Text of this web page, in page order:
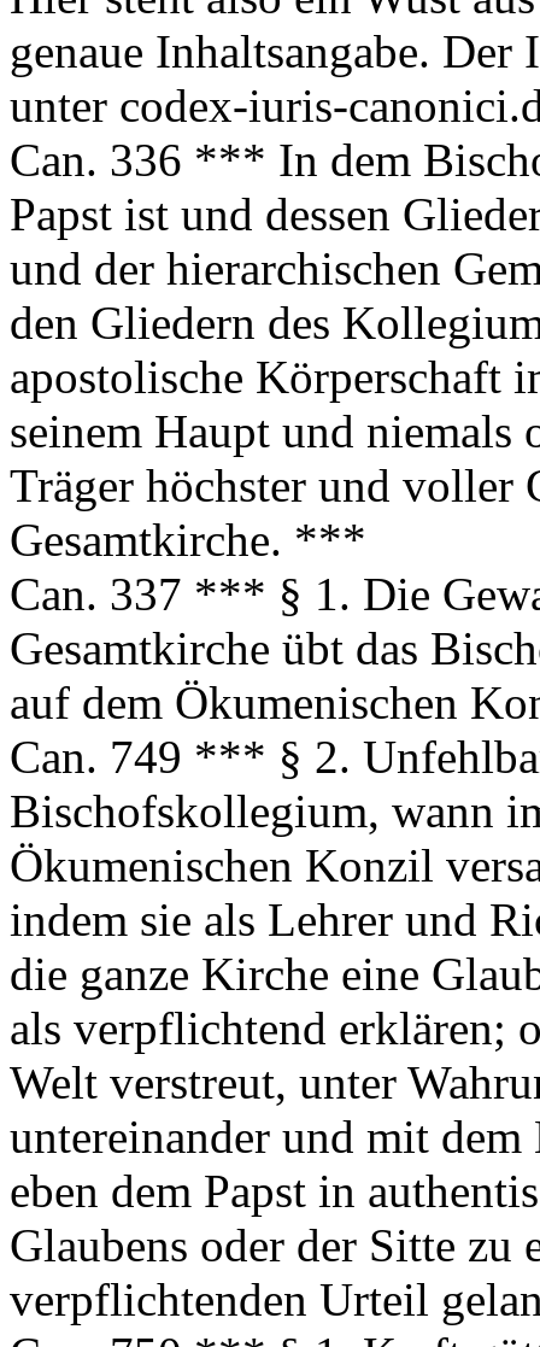
genaue Inhaltsangabe.
unter codex-iuris-
Can. 336 *** In dem
Papst ist und dessen
und der hierarchischen
den Gliedern des
apostolische Körperschaft
seinem Haupt und niemals
Träger höchster und
Gesamtkirche. ***
Can. 337 *** § 1. Die
Gesamtkirche übt das
auf dem Ökumenischen
Can. 749 *** § 2.
Bischofskollegium, wann
Ökumenischen Konzil
indem sie als Lehrer und
die ganze Kirche eine
als verpflichtend erklären;
Welt verstreut, unter
untereinander und mit
eben dem Papst in
Glaubens oder der Sitte
verpflichtenden Urteil